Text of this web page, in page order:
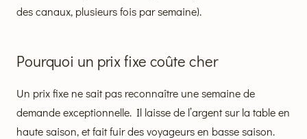
des canaux, plusieurs fois par semaine).
Pourquoi un prix fixe coûte cher
Un prix fixe ne sait pas reconnaître une semaine de
demande exceptionnelle. Il laisse de l’argent sur la table en
haute saison, et fait fuir des voyageurs en basse saison.